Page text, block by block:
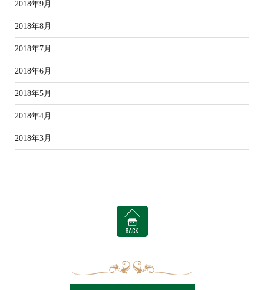
2018年9月
2018年8月
2018年7月
2018年6月
2018年5月
2018年4月
2018年3月